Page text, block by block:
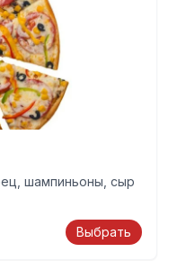
шампиньоны, сыр
Выбрать